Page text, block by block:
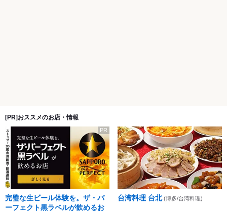
[PR]おススメのお店・情報
PR
完璧な生ビール体験を。ザ・パ
ーフェクト黒ラベルが飲めるお
台湾料理 台北 (博多/台湾料理)